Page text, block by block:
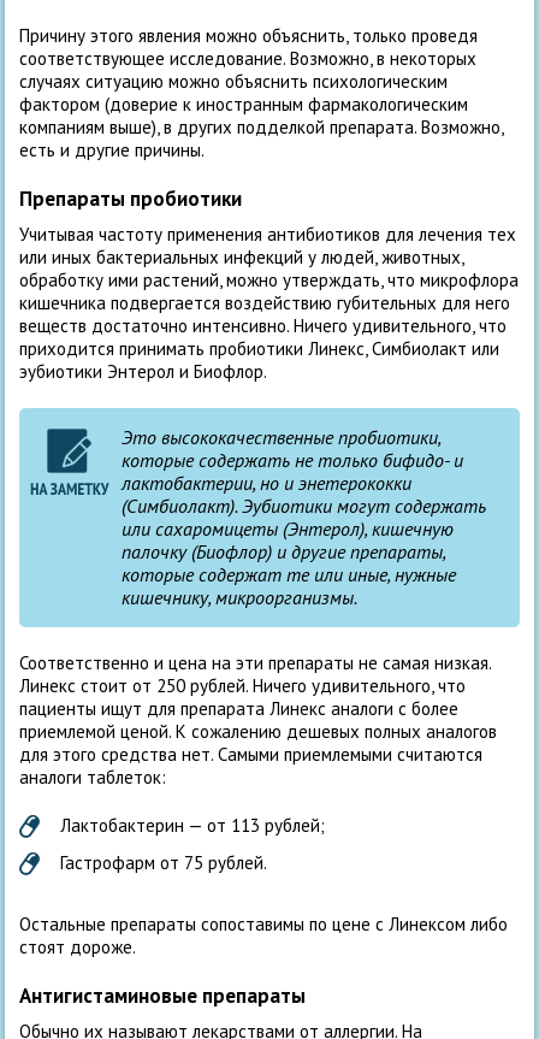
Причину этого явления можно объяснить, только проведя
соответствующее исследование. Возможно, в некоторых
случаях ситуацию можно объяснить психологическим
фактором (доверие к иностранным фармакологическим
компаниям выше), в других подделкой препарата. Возможно,
есть и другие причины.
Препараты пробиотики
Учитывая частоту применения антибиотиков для лечения тех
или иных бактериальных инфекций у людей, животных,
обработку ими растений, можно утверждать, что микрофлора
кишечника подвергается воздействию губительных для него
веществ достаточно интенсивно. Ничего удивительного, что
приходится принимать пробиотики Линекс, Симбиолакт или
эубиотики Энтерол и Биофлор.
Это высококачественные пробиотики,
которые содержать не только бифидо- и
лактобактерии, но и энетерококки
(Симбиолакт). Эубиотики могут содержать
или сахаромицеты (Энтерол), кишечную
палочку (Биофлор) и другие препараты,
которые содержат те или иные, нужные
кишечнику, микроорганизмы.
Соответственно и цена на эти препараты не самая низкая.
Линекс стоит от 250 рублей. Ничего удивительного, что
пациенты ищут для препарата Линекс аналоги с более
приемлемой ценой. К сожалению дешевых полных аналогов
для этого средства нет. Самыми приемлемыми считаются
аналоги таблеток:
Лактобактерин — от 113 рублей;
Гастрофарм от 75 рублей.
Остальные препараты сопоставимы по цене с Линексом либо
стоят дороже.
Антигистаминовые препараты
Обычно их называют лекарствами от аллергии. На